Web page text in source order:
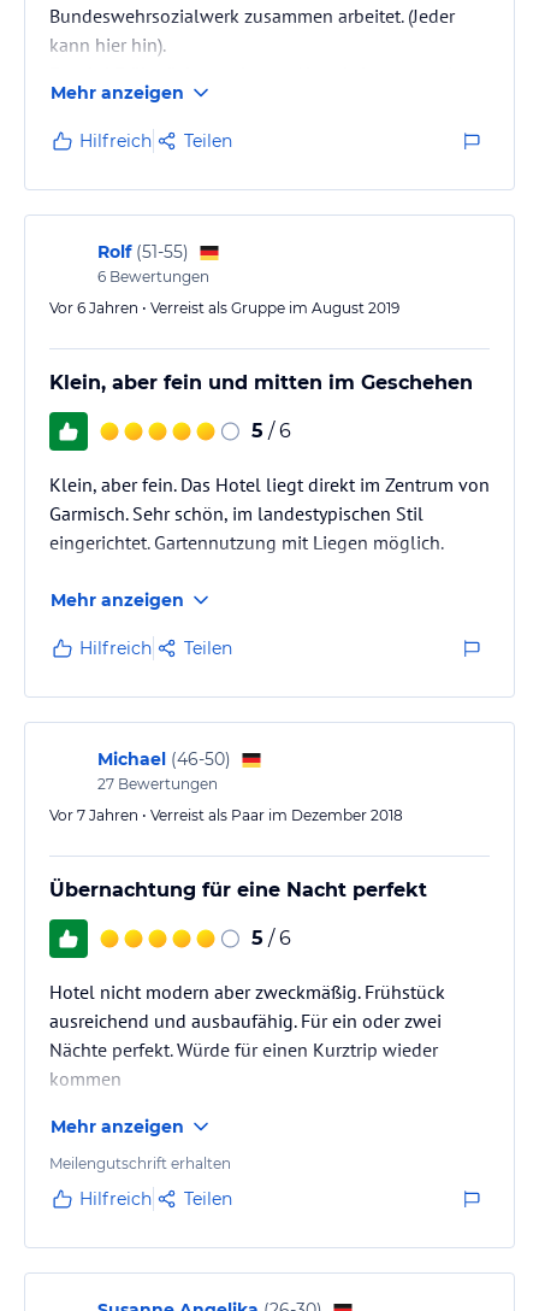
Bundeswehrsozialwerk zusammen arbeitet. (Jeder
kann hier hin).
Aufenthaltsraum in Selbstbedienung noch genug
trinken und Karten spielen oder quatschen. Sehr
günstige Preise, Bezahlung mit Aufschreiben.
Mehr anzeigen
Hilfreich Teilen
Rolf (51-55)
6 Bewertungen
Vor 6 Jahren • Verreist als Gruppe im August 2019
Klein, aber fein und mitten im Geschehen
5 / 6
Klein, aber fein. Das Hotel liegt direkt im Zentrum von
Garmisch. Sehr schön, im landestypischen Stil
eingerichtet. Gartennutzung mit Liegen möglich.
Mehr anzeigen
Hilfreich Teilen
Michael (46-50)
27 Bewertungen
Vor 7 Jahren • Verreist als Paar im Dezember 2018
Übernachtung für eine Nacht perfekt
5 / 6
Hotel nicht modern aber zweckmäßig. Frühstück
ausreichend und ausbaufähig. Für ein oder zwei
Nächte perfekt. Würde für einen Kurztrip wieder
kommen
Mehr anzeigen
Meilengutschrift erhalten
Hilfreich Teilen